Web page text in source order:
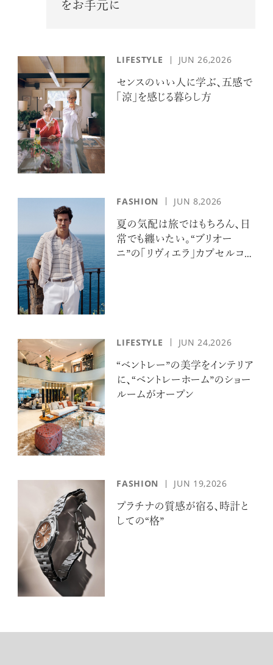
をお手元に
LIFESTYLE JUN 26,2026
センスのいい人に学ぶ、五感で
「涼」を感じる暮らし方
FASHION JUN 8,2026
夏の気配は旅ではもちろん、日
常でも纏いたい。“ブリオー
ニ”の「リヴィエラ」カプセルコレ
LIFESTYLE JUN 24,2026
“ベントレー”の美学をインテリア
に、“ベントレーホーム”のショー
ルームがオープン
FASHION JUN 19,2026
プラチナの質感が宿る、時計と
しての“格”